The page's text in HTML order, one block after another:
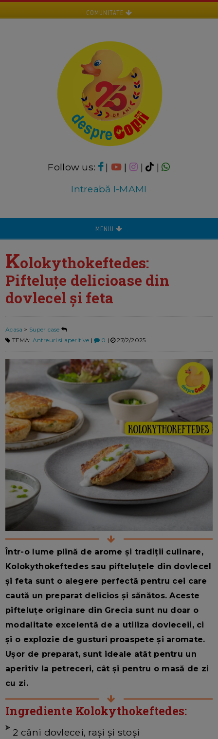
COMUNITATE
Follow us: | | |
|
Intreabă I-MAMI
MENIU
Kolokythokeftedes:
Pifteluțe delicioase din
dovlecel și feta
Acasa > Super case
TEMA: Antreuri si aperitive | 0 | 27/2/2025
Într-o lume plină de arome și tradiții culinare,
Kolokythokeftedes sau pifteluțele din dovlecel
și feta sunt o alegere perfectă pentru cei care
caută un preparat delicios și sănătos. Aceste
pifteluțe originare din Grecia sunt nu doar o
modalitate excelentă de a utiliza dovleceii, ci
și o explozie de gusturi proaspete și aromate.
Ușor de preparat, sunt ideale atât pentru un
aperitiv la petreceri, cât și pentru o masă de zi
cu zi.
Ingrediente Kolokythokeftedes:
2 căni dovlecei, rași și stoși